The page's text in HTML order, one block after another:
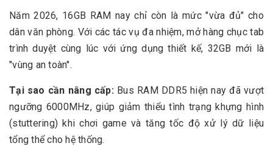
Năm 2026, 16GB RAM nay chỉ còn là mức "vừa đủ" cho
dân văn phòng. Với các tác vụ đa nhiệm, mở hàng chục tab
trình duyệt cùng lúc với ứng dụng thiết kế, 32GB mới là
"vùng an toàn".
Tại sao cần nâng cấp: Bus RAM DDR5 hiện nay đã vượt
ngưỡng 6000MHz, giúp giảm thiểu tình trạng khựng hình
(stuttering) khi chơi game và tăng tốc độ xử lý dữ liệu
tổng thể cho hệ thống.